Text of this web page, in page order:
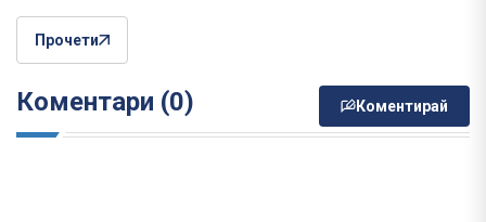
Прочети
Коментари (0) Коментирай